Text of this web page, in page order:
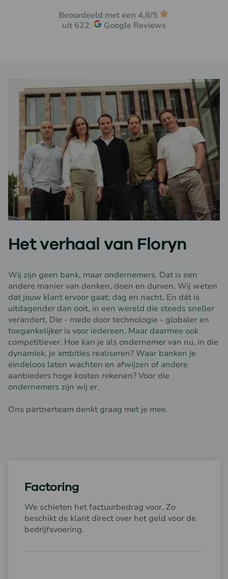
Beoordeeld met een 4,8/5
uit 622
Google Reviews
Het verhaal van Floryn
Wij zijn geen bank, maar ondernemers. Dat is een
andere manier van denken, doen en durven. Wij weten
dat jouw klant ervoor gaat; dag en nacht. En dát is
uitdagender dan ooit, in een wereld die steeds sneller
verandert. Die - mede door technologie - globaler en
toegankelijker is voor iedereen. Maar daarmee ook
competitiever. Hoe kan je als ondernemer van nu, in die
dynamiek, je ambities realiseren? Waar banken je
eindeloos laten wachten en afwijzen of andere
aanbieders hoge kosten rekenen? Voor die
ondernemers zijn wij er.
Ons partnerteam denkt graag met je mee.
Factoring
We schieten het factuurbedrag voor. Zo
beschikt de klant direct over het geld voor de
bedrijfsvoering.